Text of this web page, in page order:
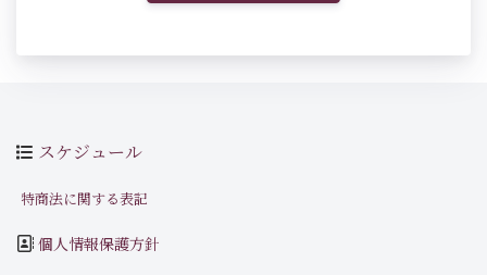
スケジュール
特商法に関する表記
個人情報保護方針